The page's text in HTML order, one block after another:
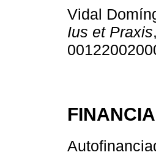
Vidal
Ius et Praxis